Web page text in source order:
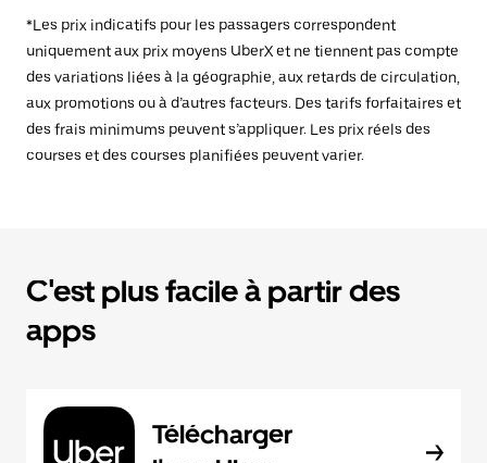
*Les prix indicatifs pour les passagers correspondent
uniquement aux prix moyens UberX et ne tiennent pas compte
des variations liées à la géographie, aux retards de circulation,
aux promotions ou à d’autres facteurs. Des tarifs forfaitaires et
des frais minimums peuvent s’appliquer. Les prix réels des
courses et des courses planifiées peuvent varier.
C'est plus facile à partir des
apps
Télécharger